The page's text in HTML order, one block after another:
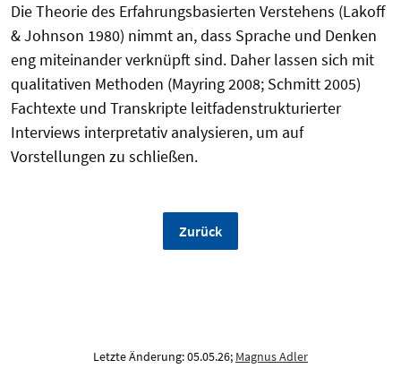
Die Theorie des Erfahrungsbasierten Verstehens (Lakoff
& Johnson 1980) nimmt an, dass Sprache und Denken
eng miteinander verknüpft sind. Daher lassen sich mit
qualitativen Methoden (Mayring 2008; Schmitt 2005)
Fachtexte und Transkripte leitfadenstrukturierter
Interviews interpretativ analysieren, um auf
Vorstellungen zu schließen.
Zurück
Letzte Änderung: 05.05.26; Magnus Adler